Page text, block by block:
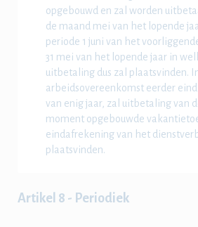
opgebouwd en zal worden
de maand mei van het lopende
periode 1 juni van het
31 mei van het lopende jaar in
uitbetaling dus zal plaatsvinden.
arbeidsovereenkomst eerder
van enig jaar, zal uitbetaling van
moment opgebouwde
eindafrekening van het
plaatsvinden.
Artikel 8 - Periodiek